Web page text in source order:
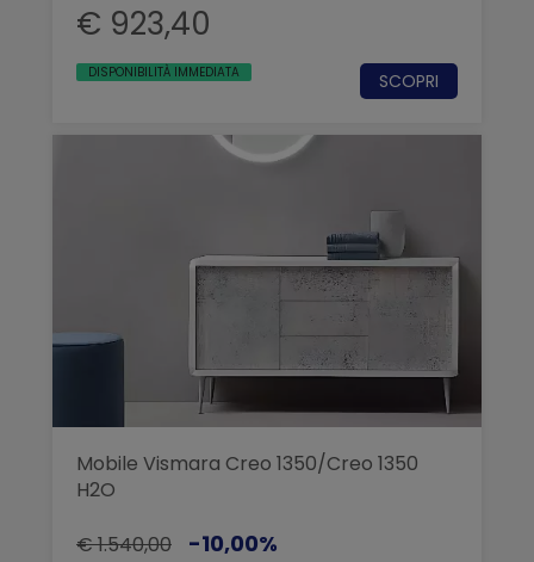
€ 923,40
DISPONIBILITÀ IMMEDIATA SCOPRI
Mobile Vismara Creo 1350/Creo 1350
H2O
€ 1.540,00
-10,00%